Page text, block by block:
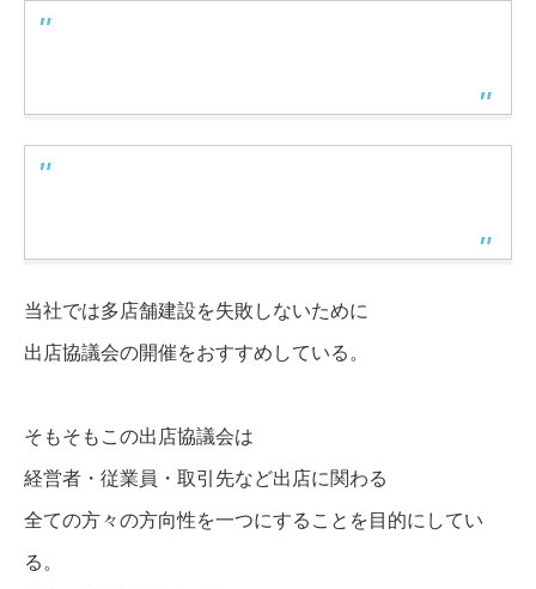
当社では多店舗建設を失敗しないために
出店協議会の開催をおすすめしている。
そもそもこの出店協議会は
経営者・従業員・取引先など出店に関わる
全ての方々の方向性を一つにすることを目的にしてい
る。